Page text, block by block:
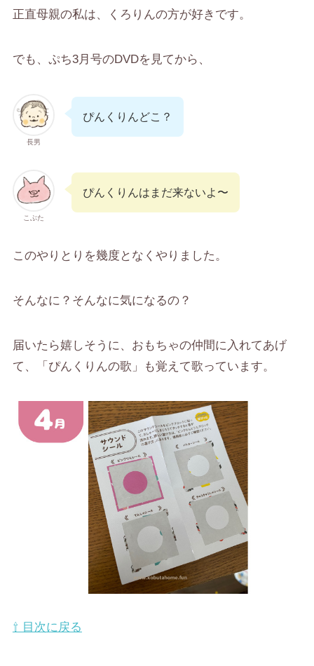
正直母親の私は、くろりんの方が好きです。
でも、ぷち3月号のDVDを見てから、
長男
ぴんくりんどこ？
こぶた
ぴんくりんはまだ来ないよ〜
このやりとりを幾度となくやりました。
そんなに？そんなに気になるの？
届いたら嬉しそうに、おもちゃの仲間に入れてあげ
て、「ぴんくりんの歌」も覚えて歌っています。
⇧ 目次に戻る